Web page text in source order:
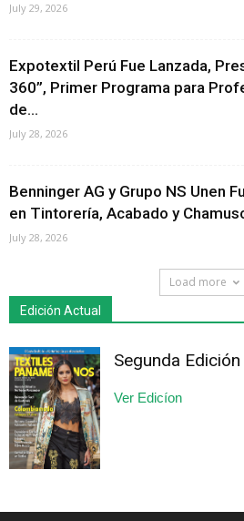
July 29, 2026
Expotextil Perú Fue Lanzada,
360”, Primer Programa para
de...
July 28, 2026
Benninger AG y Grupo NS Unen
en Tintorería, Acabado y
July 28, 2026
Load more
Edición Actual
Segunda
Ver Edicíon